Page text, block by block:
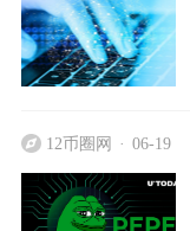
12币圈网 06-19